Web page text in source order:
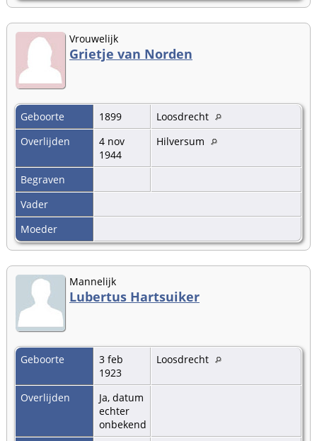
Vrouwelijk
Grietje van Norden
Geboorte 1899
Loosdrecht
Overlijden
4 nov
1944
Hilversum
Begraven
Vader
Moeder
Mannelijk
Lubertus Hartsuiker
Geboorte
3 feb
1923
Loosdrecht
Overlijden
Ja, datum
echter
onbekend